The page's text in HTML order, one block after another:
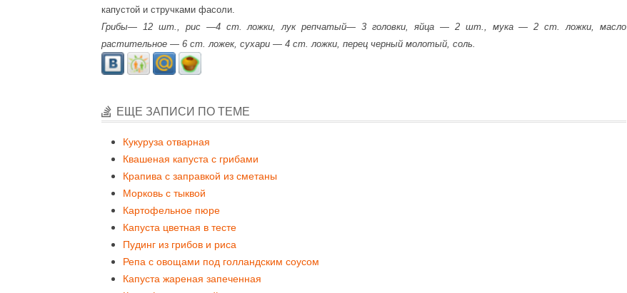
капустой и стручками фасоли.
Грибы— 12 шт., рис —4 ст. ложки, лук репчатый— 3 головки, яйца — 2 шт., мука — 2 ст. ложки, масло
растительное — 6 ст. ложек, сухари — 4 ст. ложки, перец черный молотый, соль.
ЕЩЕ ЗАПИСИ ПО ТЕМЕ
Кукуруза отварная
Квашеная капуста с грибами
Крапива с заправкой из сметаны
Морковь с тыквой
Картофельное пюре
Капуста цветная в тесте
Пудинг из грибов и риса
Репа с овощами под голландским соусом
Капуста жареная запеченная